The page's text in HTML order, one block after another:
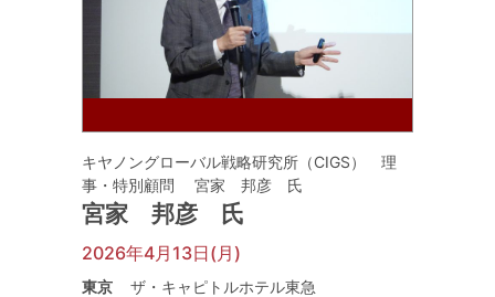
キヤノングローバル戦略研究所（CIGS） 理
事・特別顧問 宮家 邦彦 氏
宮家 邦彦 氏
2026年4月13日(月)
東京 ザ・キャピトルホテル東急